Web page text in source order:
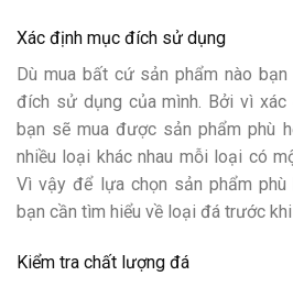
Xác định mục đích sử dụng
Dù mua bất cứ sản phẩm nào
đích sử dụng của mình. Bởi vì
bạn sẽ mua được sản phẩm phù
nhiều loại khác nhau mỗi loại có
Vì vậy để lựa chọn sản phẩm phù
bạn cần tìm hiểu về loại đá trước khi
Kiểm tra chất lượng đá